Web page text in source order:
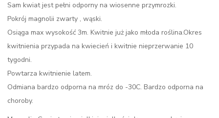
Sam kwiat jest pełni odporny na wiosenne przymrozki.
Pokrój magnolii zwarty , wąski.
Osiąga max wysokość 3m. Kwitnie już jako młoda roślina.Okres
kwitnienia przypada na kwiecień i kwitnie nieprzerwanie 10
tygodni.
Powtarza kwitnienie latem.
Odmiana bardzo odporna na mróz do -30C. Bardzo odporna na
choroby.